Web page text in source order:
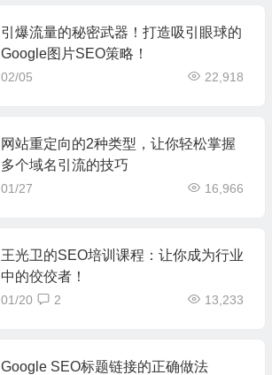
引爆流量的秘密武器！打造吸引眼球的
Google图片SEO策略！
02/05 22,918
网站重定向的2种类型，让你轻松掌握
多个域名引流的技巧
01/27 16,966
王光卫的SEO培训课程：让你成为行业
中的佼佼者！
01/20 13,233
2
Google SEO标题链接的正确做法